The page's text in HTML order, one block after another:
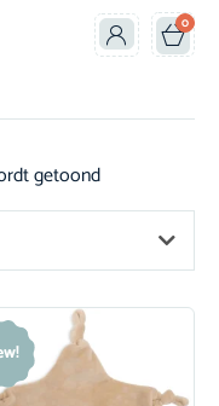
0
getoond